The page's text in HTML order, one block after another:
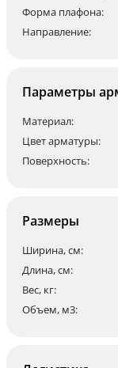
Форма плафона:
Направление:
Параметры
Материал:
Цвет арматуры:
Поверхность:
Размеры
Ширина, см:
Длина, см:
Вес, кг:
Объем, м3: